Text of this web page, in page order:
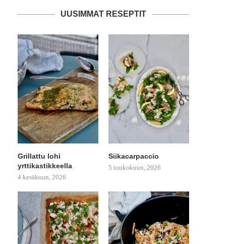
UUSIMMAT RESEPTIT
Grillattu lohi
yrttikastikkeella
4 kesäkuun, 2026
Siikacarpaccio
5 toukokuun, 2026